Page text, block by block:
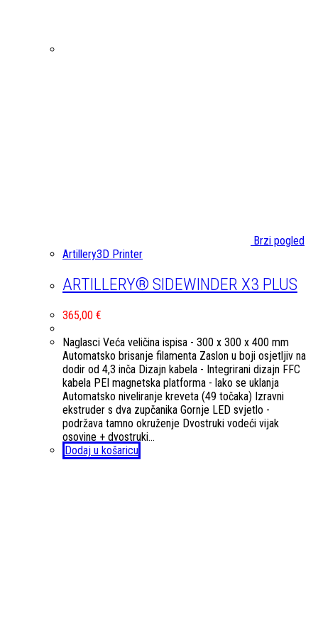
Brzi pogled
Artillery3D Printer
ARTILLERY® SIDEWINDER X3 PLUS
365,00 €
Naglasci Veća veličina ispisa - 300 x 300 x 400 mm
Automatsko brisanje filamenta Zaslon u boji osjetljiv na
dodir od 4,3 inča Dizajn kabela - Integrirani dizajn FFC
kabela PEI magnetska platforma - lako se uklanja
Automatsko niveliranje kreveta (49 točaka) Izravni
ekstruder s dva zupčanika Gornje LED svjetlo -
podržava tamno okruženje Dvostruki vodeći vijak
osovine + dvostruki…
Dodaj u košaricu